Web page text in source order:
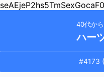
40代か
ハー
#4173